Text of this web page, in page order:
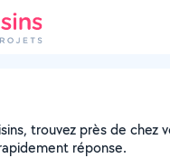
trouvez près de
réponse.